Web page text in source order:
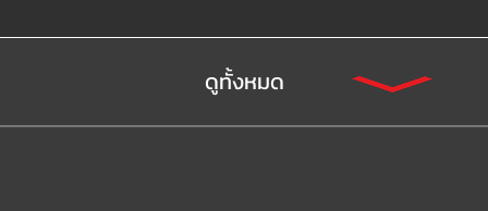
ดูทั้งหมด